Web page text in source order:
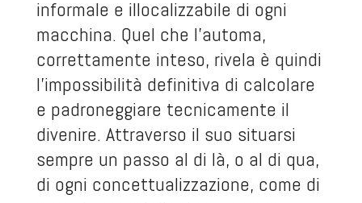
informale e illocalizzabile di ogni
macchina. Quel che l’automa,
correttamente inteso, rivela è quindi
l’impossibilità definitiva di calcolare
e padroneggiare tecnicamente il
divenire. Attraverso il suo situarsi
sempre un passo al di là, o al di qua,
di ogni concettualizzazione, come di